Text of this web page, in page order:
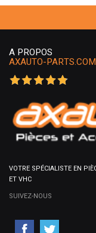
A PROPOS
AXAUTO-PARTS.COM
VOTRE SPÉCIALISTE EN
ET VHC
SUIVEZ-NOUS